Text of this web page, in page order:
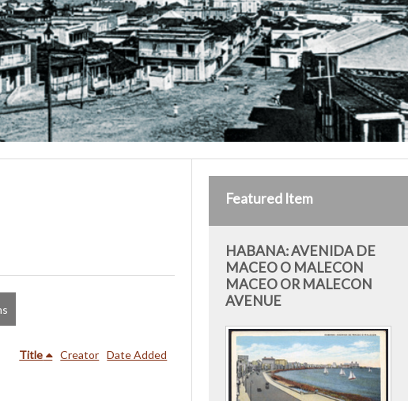
Title Creator Date Added
Featured Item
HABANA: AVENIDA DE
MACEO O MALECON
MACEO OR MALECON
AVENUE